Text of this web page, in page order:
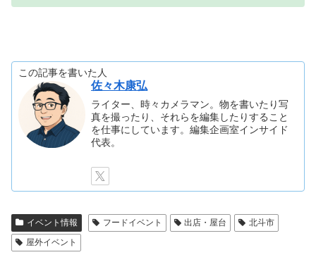
この記事を書いた人
佐々木康弘
ライター、時々カメラマン。物を書いたり写
真を撮ったり、それらを編集したりすること
を仕事にしています。編集企画室インサイド
代表。
イベント情報 フードイベント 出店・屋台
北斗市
屋外イベント